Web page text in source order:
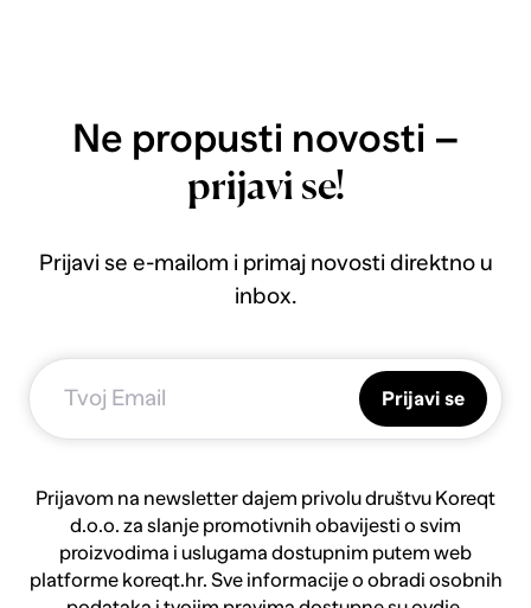
Ne propusti novosti –
prijavi se!
Prijavi se e-mailom i primaj novosti direktno u
inbox.
Prijavi se
Prijavom na newsletter dajem privolu društvu Koreqt
d.o.o. za slanje promotivnih obavijesti o svim
proizvodima i uslugama dostupnim putem web
platforme koreqt.hr. Sve informacije o obradi osobnih